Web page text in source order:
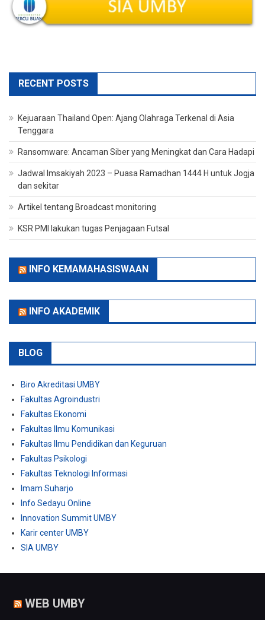
RECENT POSTS
Kejuaraan Thailand Open: Ajang Olahraga Terkenal di Asia
Tenggara
Ransomware: Ancaman Siber yang Meningkat dan Cara Hadapi
Jadwal Imsakiyah 2023 – Puasa Ramadhan 1444 H untuk Jogja
dan sekitar
Artikel tentang Broadcast monitoring
KSR PMI lakukan tugas Penjagaan Futsal
INFO KEMAMAHASISWAAN
INFO AKADEMIK
BLOG
Biro Akreditasi UMBY
Fakultas Agroindustri
Fakultas Ekonomi
Fakultas Ilmu Komunikasi
Fakultas Ilmu Pendidikan dan Keguruan
Fakultas Psikologi
Fakultas Teknologi Informasi
Imam Suharjo
Info Sedayu Online
Innovation Summit UMBY
Karir center UMBY
SIA UMBY
WEB UMBY